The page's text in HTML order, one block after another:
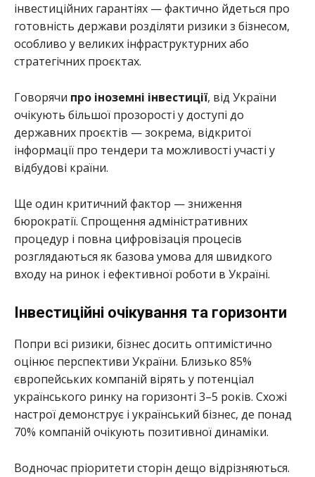
інвестиційних гарантіях — фактично йдеться про
готовність держави розділяти ризики з бізнесом,
особливо у великих інфраструктурних або
стратегічних проєктах.
Говорячи про іноземні інвестиції, від України
очікують більшої прозорості у доступі до
державних проєктів — зокрема, відкритої
інформації про тендери та можливості участі у
відбудові країни.
Ще один критичний фактор — зниження
бюрократії. Спрощення адміністративних
процедур і повна цифровізація процесів
розглядаються як базова умова для швидкого
входу на ринок і ефективної роботи в Україні.
Інвестиційні очікування та горизонти
Попри всі ризики, бізнес досить оптимістично
оцінює перспективи України. Близько 85%
європейських компаній вірять у потенціал
українського ринку на горизонті 3–5 років. Схожі
настрої демонструє і український бізнес, де понад
70% компаній очікують позитивної динаміки.
Водночас пріоритети сторін дещо відрізняються.